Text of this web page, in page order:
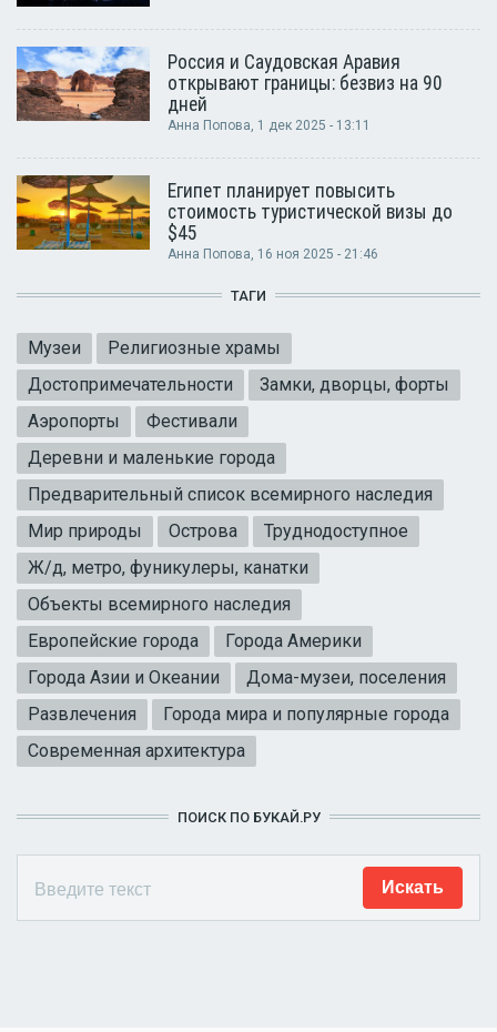
Россия и Саудовская Аравия
открывают границы: безвиз на 90
дней
Анна Попова, 1 дек 2025 - 13:11
Египет планирует повысить
стоимость туристической визы до
$45
Анна Попова, 16 ноя 2025 - 21:46
ТАГИ
Музеи
Религиозные храмы
Достопримечательности
Замки, дворцы, форты
Аэропорты
Фестивали
Деревни и маленькие города
Предварительный список всемирного наследия
Мир природы
Острова
Труднодоступное
Ж/д, метро, фуникулеры, канатки
Объекты всемирного наследия
Европейские города
Города Америки
Города Азии и Океании
Дома-музеи, поселения
Развлечения
Города мира и популярные города
Современная архитектура
ПОИСК ПО БУКАЙ.РУ